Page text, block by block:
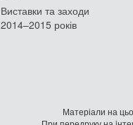
Виставки та заходи
2014–2015 років
Матеріали на